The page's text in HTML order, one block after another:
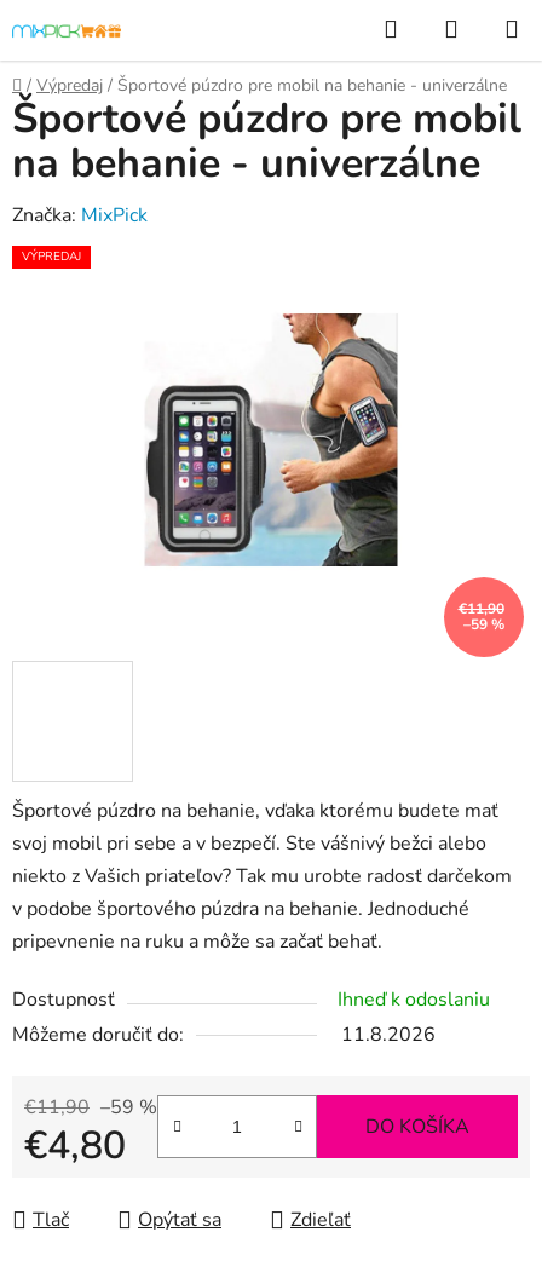
na
obsah
Hľadať
KOŠÍK
Domov
/ Výpredaj / Športové púzdro pre mobil na behanie - univerzálne
Športové púzdro na behanie, vďaka ktorému budete mať
svoj mobil pri sebe a v bezpečí. Ste vášnivý bežci alebo
niekto z Vašich priateľov? Tak mu urobte radosť darčekom
v podobe športového púzdra na behanie. Jednoduché
pripevnenie na ruku a môže sa začať behať.
Dostupnosť
Ihneď k odoslaniu
Môžeme doručiť do:
11.8.2026
€11,90 –59 %
€4,80 DO KOŠÍKA
Tlač Opýtať sa Zdieľať
Športové púzdro pre mobil
na behanie - univerzálne
Značka: MixPick
VÝPREDAJ
€11,90
–59 %